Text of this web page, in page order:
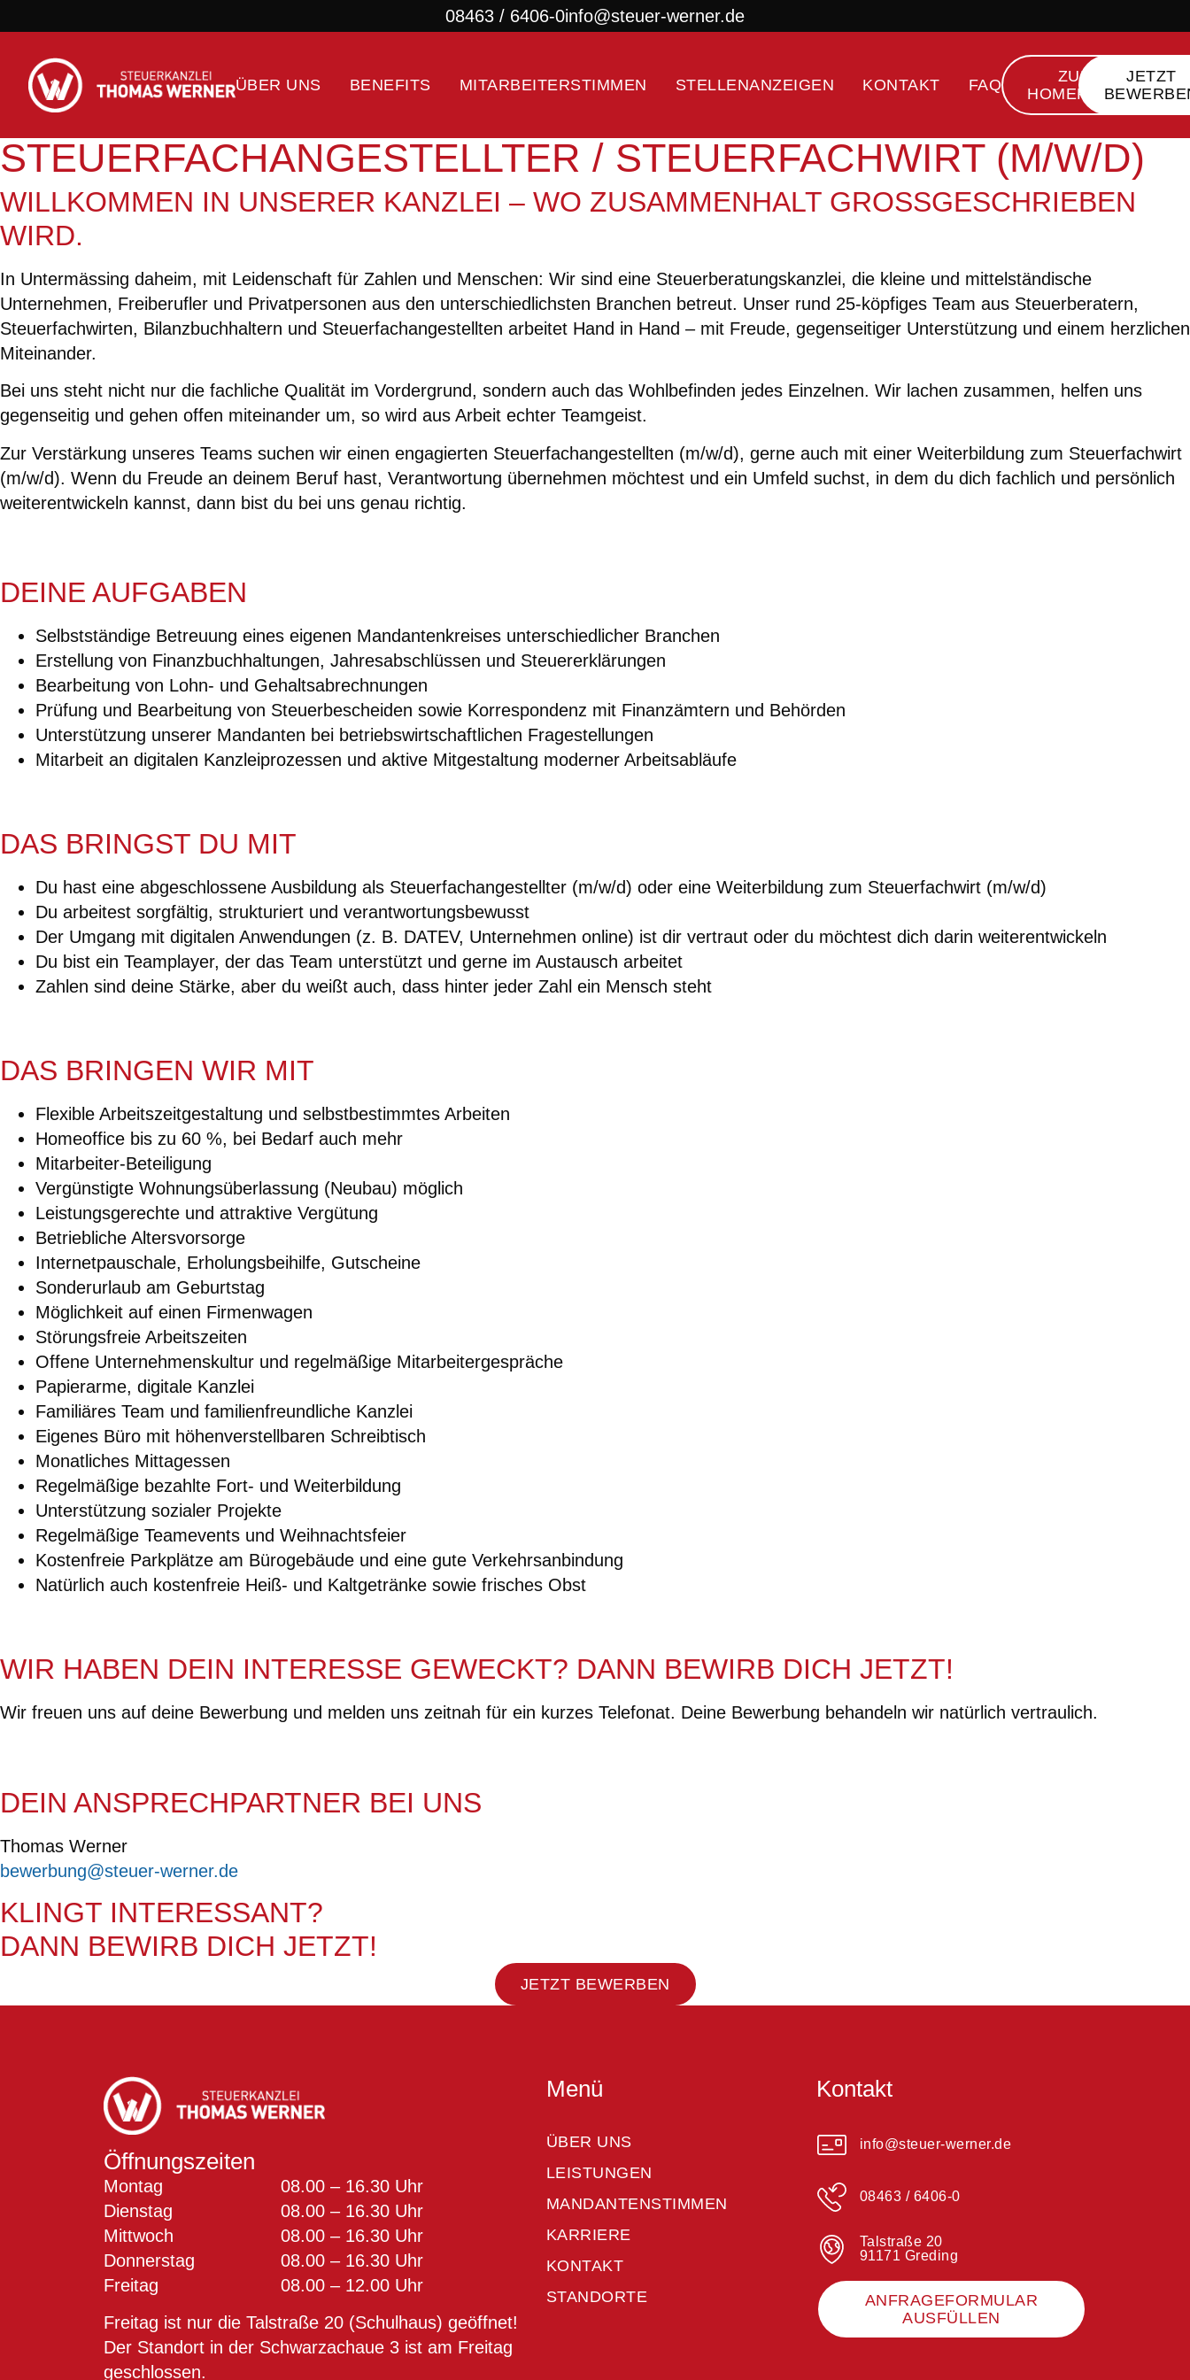
08463 / 6406-0info@steuer-werner.de
ÜBER UNS BENEFITS MITARBEITERSTIMMEN STELLENANZEIGEN KONTAKT FAQ
ZUR
HOMEPAGE
JETZT
STEUERFACHANGESTELLTER / STEUERFACHWIRT (M/W/D)
WILLKOMMEN IN UNSERER KANZLEI – WO ZUSAMMENHALT GROSSGESCHRIEBEN W
IRD.
In Untermässing daheim, mit Leidenschaft für Zahlen und Menschen: Wir sind eine Steuerberatungskanzlei, die kleine und mittelständische
Unternehmen, Freiberufler und Privatpersonen aus den unterschiedlichsten Branchen betreut. Unser rund 25-köpfiges Team aus Steuerberatern,
Steuerfachwirten, Bilanzbuchhaltern und Steuerfachangestellten arbeitet Hand in Hand – mit Freude, gegenseitiger Unterstützung und einem herzlichen
Miteinander.
Bei uns steht nicht nur die fachliche Qualität im Vordergrund, sondern auch das Wohlbefinden jedes Einzelnen. Wir lachen zusammen, helfen uns
gegenseitig und gehen offen miteinander um, so wird aus Arbeit echter Teamgeist.
Zur Verstärkung unseres Teams suchen wir einen engagierten Steuerfachangestellten (m/w/d), gerne auch mit einer Weiterbildung zum Steuerfachwirt
(m/w/d). Wenn du Freude an deinem Beruf hast, Verantwortung übernehmen möchtest und ein Umfeld suchst, in dem du dich fachlich und persönlich
weiterentwickeln kannst, dann bist du bei uns genau richtig.
DEINE AUFGABEN
Selbstständige Betreuung eines eigenen Mandantenkreises unterschiedlicher Branchen
Erstellung von Finanzbuchhaltungen, Jahresabschlüssen und Steuererklärungen
Bearbeitung von Lohn- und Gehaltsabrechnungen
Prüfung und Bearbeitung von Steuerbescheiden sowie Korrespondenz mit Finanzämtern und Behörden
Unterstützung unserer Mandanten bei betriebswirtschaftlichen Fragestellungen
Mitarbeit an digitalen Kanzleiprozessen und aktive Mitgestaltung moderner Arbeitsabläufe
DAS BRINGST DU MIT
Du hast eine abgeschlossene Ausbildung als Steuerfachangestellter (m/w/d) oder eine Weiterbildung zum Steuerfachwirt (m/w/d)
Du arbeitest sorgfältig, strukturiert und verantwortungsbewusst
Der Umgang mit digitalen Anwendungen (z. B. DATEV, Unternehmen online) ist dir vertraut oder du möchtest dich darin weiterentwickeln
Du bist ein Teamplayer, der das Team unterstützt und gerne im Austausch arbeitet
Zahlen sind deine Stärke, aber du weißt auch, dass hinter jeder Zahl ein Mensch steht
DAS BRINGEN WIR MIT
Flexible Arbeitszeitgestaltung und selbstbestimmtes Arbeiten
Homeoffice bis zu 60 %, bei Bedarf auch mehr
Mitarbeiter-Beteiligung
Vergünstigte Wohnungsüberlassung (Neubau) möglich
Leistungsgerechte und attraktive Vergütung
Betriebliche Altersvorsorge
Internetpauschale, Erholungsbeihilfe, Gutscheine
Sonderurlaub am Geburtstag
Möglichkeit auf einen Firmenwagen
Störungsfreie Arbeitszeiten
Offene Unternehmenskultur und regelmäßige Mitarbeitergespräche
Papierarme, digitale Kanzlei
Familiäres Team und familienfreundliche Kanzlei
Eigenes Büro mit höhenverstellbaren Schreibtisch
Monatliches Mittagessen
Regelmäßige bezahlte Fort- und Weiterbildung
Unterstützung sozialer Projekte
Regelmäßige Teamevents und Weihnachtsfeier
Kostenfreie Parkplätze am Bürogebäude und eine gute Verkehrsanbindung
Natürlich auch kostenfreie Heiß- und Kaltgetränke sowie frisches Obst
WIR HABEN DEIN INTERESSE GEWECKT? DANN BEWIRB DICH JETZT!
Wir freuen uns auf deine Bewerbung und melden uns zeitnah für ein kurzes Telefonat. Deine Bewerbung behandeln wir natürlich vertraulich.
DEIN ANSPRECHPARTNER BEI UNS
Thomas Werner
bewerbung@steuer-werner.de
KLINGT INTERESSANT?
DANN BEWIRB DICH JETZT!
JETZT BEWERBEN
Öffnungszeiten
Montag
Dienstag
Mittwoch
Donnerstag
Freitag
08.00 – 16.30 Uhr
08.00 – 16.30 Uhr
08.00 – 16.30 Uhr
08.00 – 16.30 Uhr
08.00 – 12.00 Uhr
Freitag ist nur die Talstraße 20 (Schulhaus) geöffnet!
Der Standort in der Schwarzachaue 3 ist am Freitag
geschlossen.
Menü
ÜBER UNS
LEISTUNGEN
MANDANTENSTIMMEN
KARRIERE
KONTAKT
STANDORTE
Kontakt
info@steuer-werner.de
08463 / 6406-0
Talstraße 20
91171 Greding
ANFRAGEFORMULAR
AUSFÜLLEN